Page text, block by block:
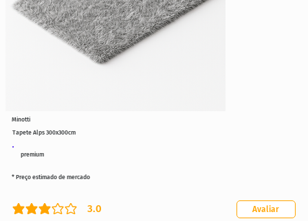
premium
Tapete Alps 300x300cm
3.0
classificação média é 3 de 5
Avaliar
* Preço estimado de mercado
Minotti